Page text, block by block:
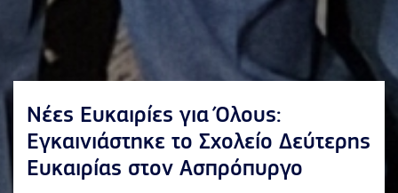
Νέες Ευκαιρίες για Όλους:
Εγκαινιάστηκε το Σχολείο Δεύτερης
Ευκαιρίας στον Ασπρόπυργο